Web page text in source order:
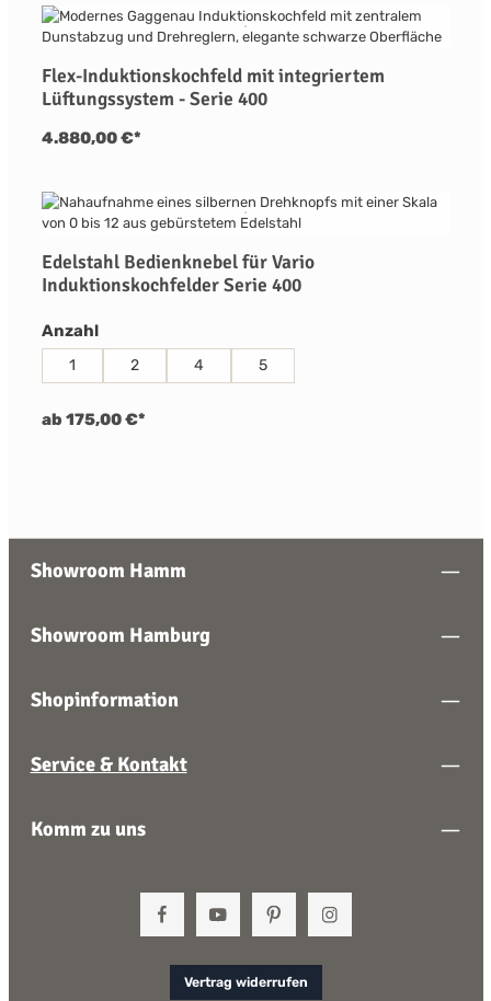
Flex-Induktionskochfeld mit integriertem
Lüftungssystem - Serie 400
4.880,00 €*
Edelstahl Bedienknebel für Vario
Induktionskochfelder Serie 400
Anzahlauswählen
1 2 4 5
ab 175,00 €*
Showroom Hamm
Showroom Hamburg
Shopinformation
Service & Kontakt
Komm zu uns
Vertrag widerrufen